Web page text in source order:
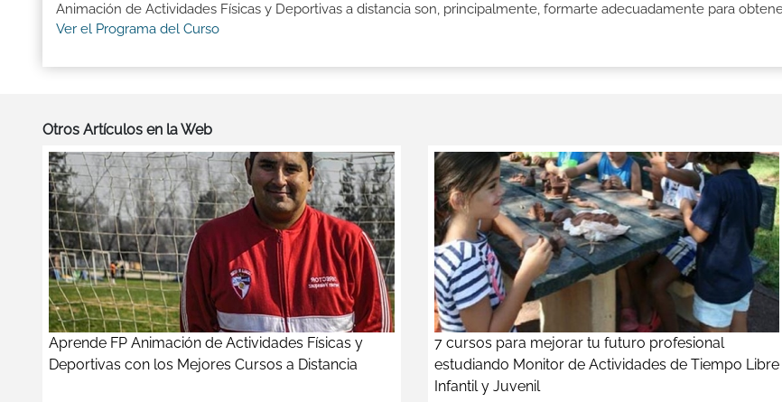
Animación de Actividades Físicas y Deportivas a distancia son, principalmente, formarte adecuadamente para
Ver el Programa del Curso
Otros Artículos en la Web
Aprende FP Animación de Actividades Físicas y
Deportivas con los Mejores Cursos a Distancia
7 cursos para mejorar tu futuro profesional
estudiando Monitor de Actividades de Tiempo Libre
Infantil y Juvenil